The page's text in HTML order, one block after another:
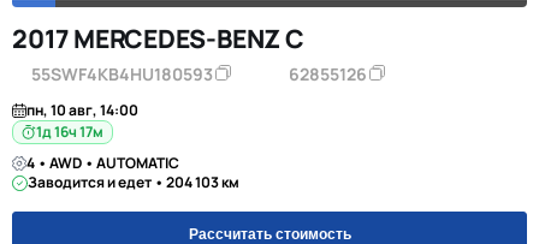
2017 MERCEDES-BENZ C
55SWF4KB4HU180593 62855126
пн, 10 авг, 14:00
1д 16ч 17м
4 • AWD • AUTOMATIC
Заводится и едет • 204 103 км
Рассчитать стоимость